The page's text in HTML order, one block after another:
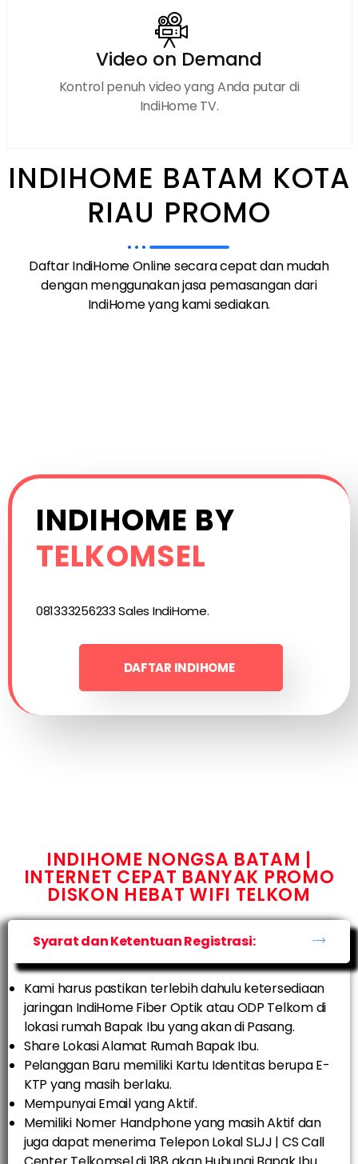
Video on Demand
Kontrol penuh video yang Anda putar di
IndiHome TV.
INDIHOME BATAM KOTA
RIAU PROMO
Daftar IndiHome Online secara cepat dan mudah
dengan menggunakan jasa pemasangan dari
IndiHome yang kami sediakan.
INDIHOME BY
TELKOMSEL
081333256233 Sales IndiHome.
DAFTAR INDIHOME
INDIHOME NONGSA BATAM |
INTERNET CEPAT BANYAK PROMO
DISKON HEBAT WIFI TELKOM
Syarat dan Ketentuan Registrasi:
Kami harus pastikan terlebih dahulu ketersediaan
jaringan IndiHome Fiber Optik atau ODP Telkom di
lokasi rumah Bapak Ibu yang akan di Pasang.
Share Lokasi Alamat Rumah Bapak Ibu.
Pelanggan Baru memiliki Kartu Identitas berupa E-
KTP yang masih berlaku.
Mempunyai Email yang Aktif.
Memiliki Nomer Handphone yang masih Aktif dan
juga dapat menerima Telepon Lokal SLJJ | CS Call